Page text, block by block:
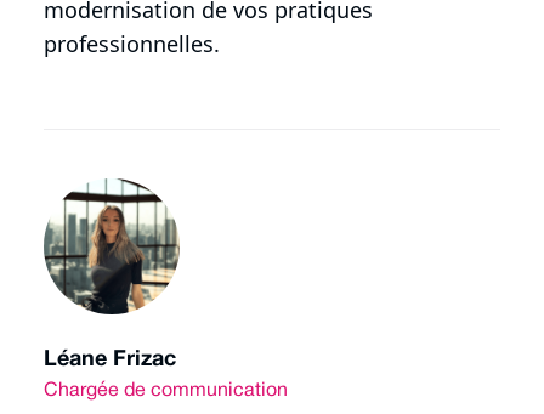
modernisation de vos pratiques
professionnelles.
Léane Frizac
Chargée de communication